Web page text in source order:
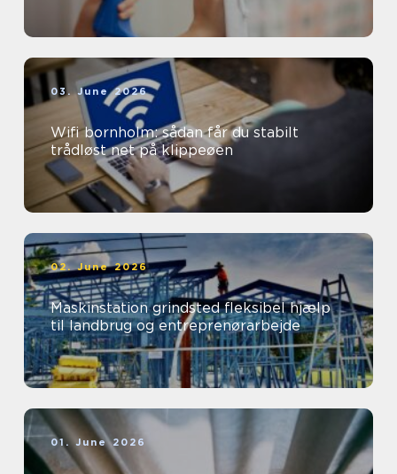
03. June 2026
Wifi bornholm: sådan får du stabilt
trådløst net på klippeøen
02. June 2026
Maskinstation grindsted fleksibel hjælp
til landbrug og entreprenørarbejde
01. June 2026